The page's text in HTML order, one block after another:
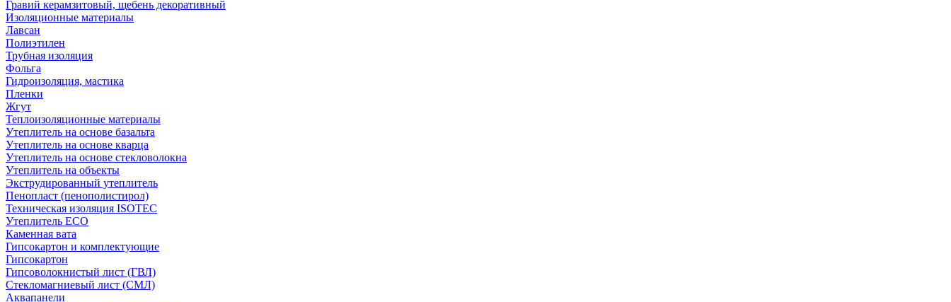
Гравий керамзитовый, щебень декоративный
Изоляционные материалы
Лавсан
Полиэтилен
Трубная изоляция
Фольга
Гидроизоляция, мастика
Пленки
Жгут
Теплоизоляционные материалы
Утеплитель на основе базальта
Утеплитель на основе кварца
Утеплитель на основе стекловолокна
Утеплитель на объекты
Экструдированный утеплитель
Пенопласт (пенополистирол)
Техническая изоляция ISOTEC
Утеплитель ECO
Каменная вата
Гипсокартон и комплектующие
Гипсокартон
Гипсоволокнистый лист (ГВЛ)
Стекломагниевый лист (СМЛ)
Аквапанели